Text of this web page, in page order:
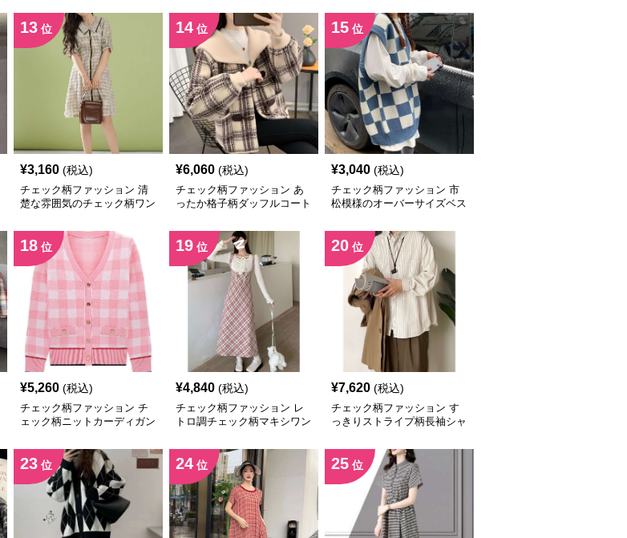
13 位
¥3,160 (税込)
チェック柄ファッション 清
楚な雰囲気のチェック柄ワン
14 位
¥6,060 (税込)
チェック柄ファッション あ
ったか格子柄ダッフルコート
15 位
¥3,040 (税込)
チェック柄ファッション 市
松模様のオーバーサイズベス
18 位
¥5,260 (税込)
チェック柄ファッション チ
ェック柄ニットカーディガン
19 位
¥4,840 (税込)
チェック柄ファッション レ
トロ調チェック柄マキシワン
20 位
¥7,620 (税込)
チェック柄ファッション す
っきりストライプ柄長袖シャ
23 位 24 位 25 位